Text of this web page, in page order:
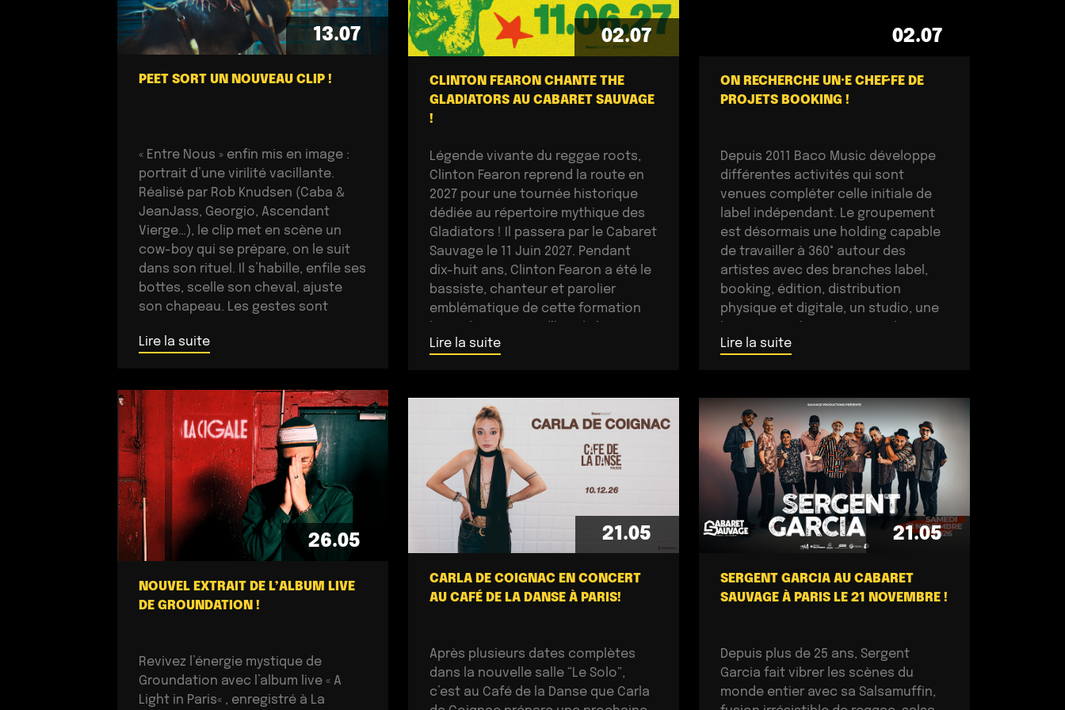
13.07
PEET SORT UN NOUVEAU CLIP !
« Entre Nous » enfin mis en image :
portrait d’une virilité vacillante.
Réalisé par Rob Knudsen (Caba &
JeanJass, Georgio, Ascendant
Vierge…), le clip met en scène un
cow-boy qui se prépare, on le suit
dans son rituel. Il s’habille, enfile ses
bottes, scelle son cheval, ajuste
son chapeau. Les gestes sont
[…]
Lire la suite
02.07
CLINTON FEARON CHANTE THE
GLADIATORS AU CABARET SAUVAGE
!
Légende vivante du reggae roots,
Clinton Fearon reprend la route en
2027 pour une tournée historique
dédiée au répertoire mythique des
Gladiators ! Il passera par le Cabaret
Sauvage le 11 Juin 2027. Pendant
dix-huit ans, Clinton Fearon a été le
bassiste, chanteur et parolier
emblématique de cette formation
à revisiter […]
Lire la suite
02.07
ON RECHERCHE UN·E CHEF·FE DE
PROJETS BOOKING !
Depuis 2011 Baco Music développe
différentes activités qui sont
venues compléter celle initiale de
label indépendant. Le groupement
est désormais une holding capable
de travailler à 360° autour des
artistes avec des branches label,
booking, édition, distribution
physique et digitale, un studio, une
structure, en lien direct avec […]
Lire la suite
26.05
NOUVEL EXTRAIT DE L’ALBUM LIVE
DE GROUNDATION !
Revivez l’énergie mystique de
Groundation avec l’album live « A
Light in Paris« , enregistré à La
21.05
CARLA DE COIGNAC EN CONCERT
AU CAFÉ DE LA DANSE À PARIS!
Après plusieurs dates complètes
dans la nouvelle salle “Le Solo”,
c’est au Café de la Danse que Carla
21.05
SERGENT GARCIA AU CABARET
SAUVAGE À PARIS LE 21 NOVEMBRE !
Depuis plus de 25 ans, Sergent
Garcia fait vibrer les scènes du
monde entier avec sa Salsamuffin,